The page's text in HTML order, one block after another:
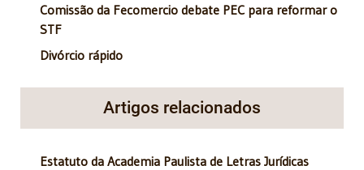
Comissão da Fecomercio debate PEC para reformar o
STF
Divórcio rápido
Artigos relacionados
Estatuto da Academia Paulista de Letras Jurídicas